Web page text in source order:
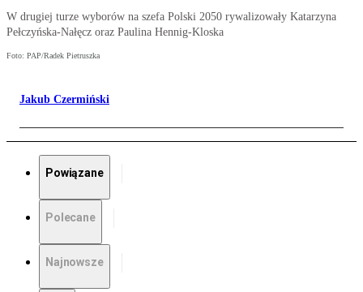
W drugiej turze wyborów na szefa Polski 2050 rywalizowały Katarzyna
Pełczyńska-Nałęcz oraz Paulina Hennig-Kloska
Foto: PAP/Radek Pietruszka
Jakub Czermiński
Powiązane
Polecane
Najnowsze